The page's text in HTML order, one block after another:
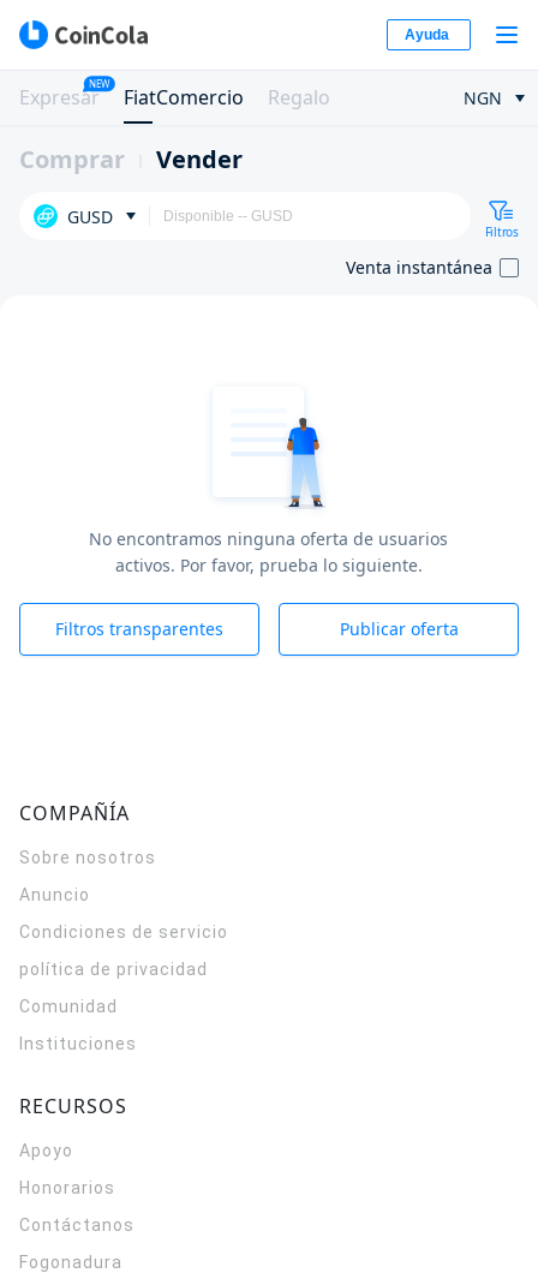
Ayuda
Expresar
NEW
FiatComercio Regalo NGN
Comprar Vender
GUSD
Filtros
Venta instantánea
No encontramos ninguna oferta de usuarios
activos. Por favor, prueba lo siguiente.
Filtros transparentes Publicar oferta
COMPAÑÍA
Sobre nosotros
Anuncio
Condiciones de servicio
política de privacidad
Comunidad
Instituciones
RECURSOS
Apoyo
Honorarios
Contáctanos
Fogonadura